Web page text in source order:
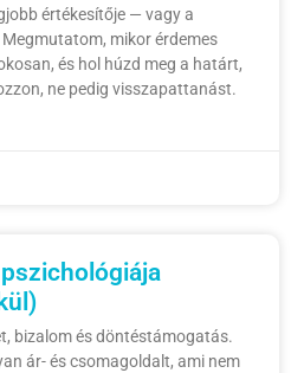
értékesítője — vagy a
mikor érdemes
és hol húzd meg a határt,
ne pedig visszapattanást.
bizalom és döntéstámogatás.
ár- és csomagoldalt, ami nem